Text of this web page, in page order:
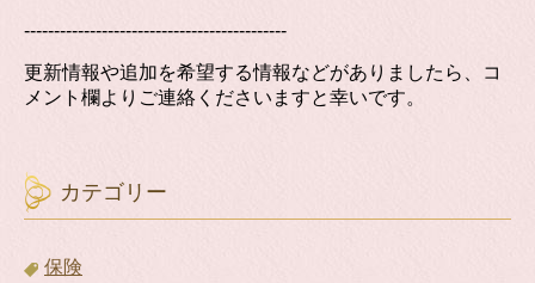
--------------------------------------------
更新情報や追加を希望する情報などがありましたら、コ
メント欄よりご連絡くださいますと幸いです。
カテゴリー
保険